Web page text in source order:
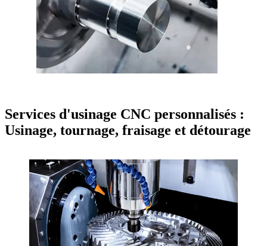
Services d'usinage CNC personnalisés :
Usinage, tournage, fraisage et détourage